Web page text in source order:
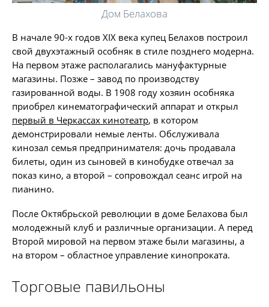
Дом Белахова
В начале 90-х годов XIX века купец Белахов построил
свой двухэтажный особняк в стиле позднего модерна.
На первом этаже располагались мануфактурные
магазины. Позже – завод по производству
газированной воды. В 1908 году хозяин особняка
приобрел кинематографический аппарат и открыл
первый в Черкассах кинотеатр, в котором
демонстрировали немые ленты. Обслуживала
кинозал семья предпринимателя: дочь продавала
билеты, один из сыновей в кинобудке отвечал за
показ кино, а второй – сопровождал сеанс игрой на
пианино.
После Октябрьской революции в доме Белахова был
молодежный клуб и различные организации. А перед
Второй мировой на первом этаже были магазины, а
на втором – областное управление кинопроката.
Торговые павильоны